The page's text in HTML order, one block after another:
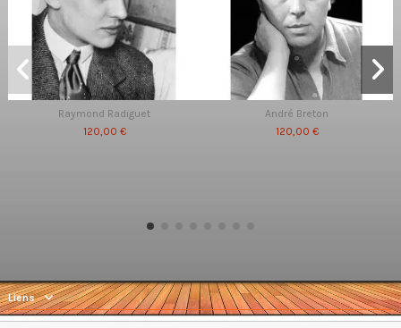
Raymond Radiguet
120,00 €
André Breton
120,00 €
Liens